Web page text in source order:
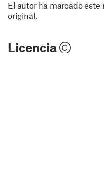
El autor ha marcado este
original.
Licencia